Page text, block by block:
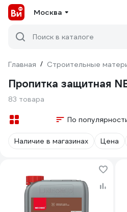
Москва
Поиск в каталоге
Главная / Строительные
Пропитка защитная
83 товара
По
Наличие в магазинах Цена